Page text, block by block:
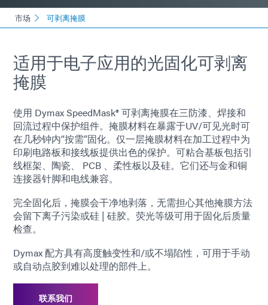
市场 可剥离掩膜
适用于电子应用的光固化可剥离
掩膜
使用 Dymax SpeedMask® 可剥离掩膜在三防漆、焊接和
回流过程中保护组件。掩膜材料在暴露于UV/可见光时可
在几秒钟内“按需”固化。仅一层掩膜材料在加工过程中为
印刷电路板和接线板提供出色的保护。可粘合基板包括引
线框架、陶瓷、 PCB 、柔性板以及硅。它们还与金和铜
连接器针脚和电线兼容。
完全固化后，掩膜会干净地剥落，无需担心其他掩膜方法
会留下离子污染或硅 | 硅胶。荧光等级可用于固化后质量
检查。
Dymax 配方具有高度触变性和/或不塌陷性，可用于手动
或自动点胶到难以处理的部件上。
联系我们